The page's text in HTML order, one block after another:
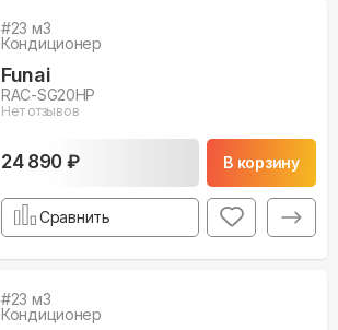
#23 м3
Кондиционер
Funai
RAC-SG20HP
Нет отзывов
24 890 ₽ В корзину
Сравнить
#23 м3
Кондиционер